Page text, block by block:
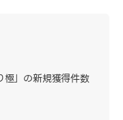
極」の新規獲得件数